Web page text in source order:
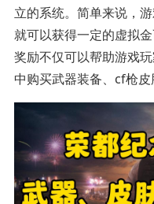
立的系统。简单来说，
就可以获得一定的虚拟
奖励不仅可以帮助游戏
中购买武器装备、cf枪皮